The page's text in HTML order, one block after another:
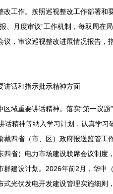
改工作。按照巡视整改工作部署
、月度审议”工作机制，每双周在
，审议巡视整改进展情况报告，
讲话和指示批示精神方面
域重要讲话精神。落实“第一议
精神等纳入学习计划，认真学习
四省（市、区）政府报送监管工
省）电力市场建设联席会议制
建设计划。2026年前2月，华中
光伏发电开发建设管理实施细